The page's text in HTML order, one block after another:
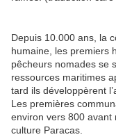
Depuis 10.000 ans, la
humaine, les premiers
pêcheurs nomades se
ressources maritimes
tard ils développèrent
Les premières
environ vers 800 avant
culture Paracas.